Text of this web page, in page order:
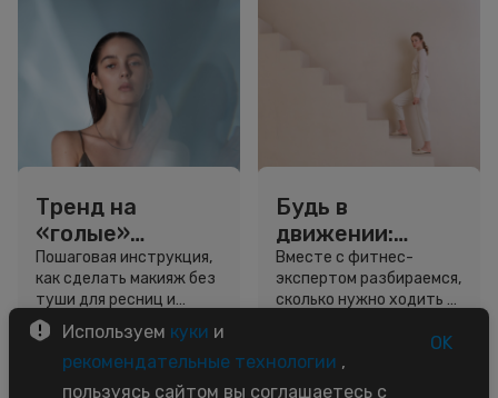
Тренд на
«голые»
ресницы: как
выглядеть
свежо, не
используя тушь
Пошаговая инструкция,
как сделать макияж без
туши для ресниц и
звёздный образ для
вдохновения.
3 минуты
Будь в
движении:
сколько нужно
шагов для
красоты и
Вместе с фитнес-
экспертом разбираемся,
сколько нужно ходить и
5 минут
Используем куки и
рекомендательные технологии ,
пользуясь сайтом вы соглашаетесь с
OK